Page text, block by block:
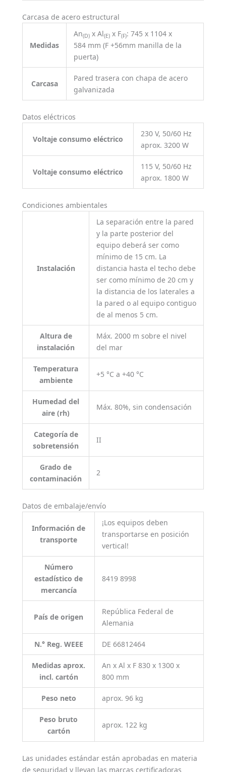
Carcasa de acero estructural
Medidas
An(D) x Al(E) x F(F): 745 x 1104 x
584 mm (F +56mm manilla de la
puerta)
Carcasa
Pared trasera con chapa de acero
galvanizada
Datos eléctricos
Voltaje consumo eléctrico
230 V, 50/60 Hz
aprox. 3200 W
Voltaje consumo eléctrico
115 V, 50/60 Hz
aprox. 1800 W
Condiciones ambientales
Instalación
La separación entre la pared
y la parte posterior del
equipo deberá ser como
mínimo de 15 cm. La
distancia hasta el techo debe
ser como mínimo de 20 cm y
la distancia de los laterales a
la pared o al equipo contiguo
de al menos 5 cm.
Altura de
instalación
Máx. 2000 m sobre el nivel
del mar
Temperatura
ambiente
+5 °C a +40 °C
Humedad del
aire (rh)
Máx. 80%, sin condensación
Categoría de
sobretensión
II
Grado de
contaminación
2
Datos de embalaje/envío
Información de
transporte
¡Los equipos deben
transportarse en posición
vertical!
Número
estadístico de
mercancía
8419 8998
País de origen
República Federal de
Alemania
N.° Reg. WEEE DE 66812464
Medidas aprox.
incl. cartón
An x Al x F 830 x 1300 x
800 mm
Peso neto aprox. 96 kg
Peso bruto
cartón
aprox. 122 kg
Las unidades estándar están aprobadas en materia
de seguridad y llevan las marcas certificadoras